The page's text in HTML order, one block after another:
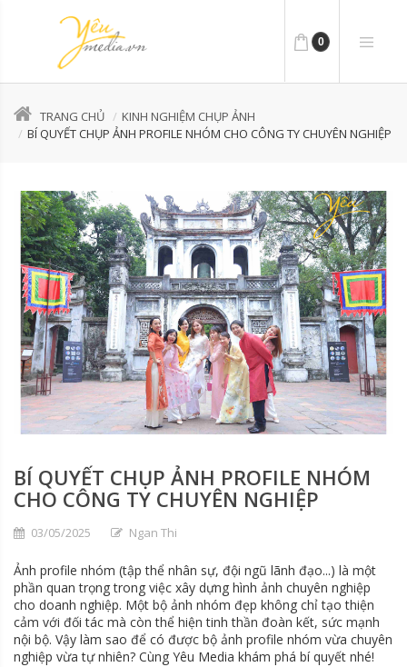
0
TRANG CHỦ
KINH NGHIỆM CHỤP ẢNH
BÍ QUYẾT CHỤP ẢNH PROFILE NHÓM CHO CÔNG TY CHUYÊN NGHIỆP
BÍ QUYẾT CHỤP ẢNH PROFILE NHÓM
CHO CÔNG TY CHUYÊN NGHIỆP
03/05/2025 Ngan Thi
Ảnh profile nhóm (tập thể nhân sự, đội ngũ lãnh đạo...) là một
phần quan trọng trong việc xây dựng hình ảnh chuyên nghiệp
cho doanh nghiệp. Một bộ ảnh nhóm đẹp không chỉ tạo thiện
cảm với đối tác mà còn thể hiện tinh thần đoàn kết, sức mạnh
nội bộ. Vậy làm sao để có được bộ ảnh profile nhóm vừa chuyên
nghiệp vừa tự nhiên? Cùng Yêu Media khám phá bí quyết nhé!